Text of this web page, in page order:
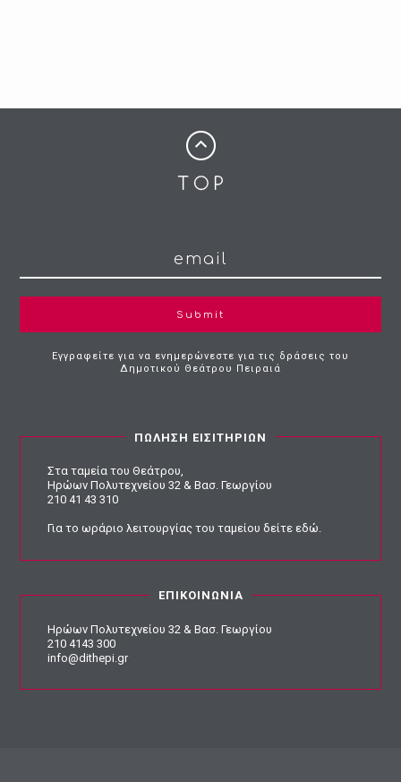
Submit
Εγγραφείτε για να ενημερώνεστε για τις δράσεις του
Δημοτικού Θεάτρου Πειραιά
ΠΩΛΗΣΗ ΕΙΣΙΤΗΡΙΩΝ
Στα ταμεία του Θεάτρου,
Ηρώων Πολυτεχνείου 32 & Βασ. Γεωργίου
210 41 43 310
Για το ωράριο λειτουργίας του ταμείουδείτε εδώ.
ΕΠΙΚΟΙΝΩΝΙΑ
Ηρώων Πολυτεχνείου 32 & Βασ. Γεωργίου
210 4143 300
info@dithepi.gr